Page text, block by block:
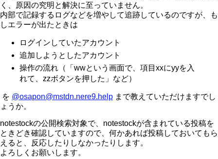
く、原因の究明と解決に至っていません。
内部で記録するログなどを増やして追跡しているのですが、も
しエラーが出たときは
ログインしていたアカウント
追加しようとしたアカウント
操作の流れ（「wwという画面で、項目xxにyyを入
れて、zzボタンを押した」など）
を @osapon@mstdn.nere9.help まで教えていただけますでし
ょうか。
notestockの公開検索対象で、notestockが含まれている投稿を
ときどき確認していますので、何かあれば投稿しておいてもら
えると、反応したりしなかったりします。
よろしくお願いします。